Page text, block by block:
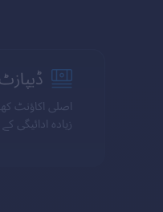
ڈیپازٹ
زیادہ ادائیگی